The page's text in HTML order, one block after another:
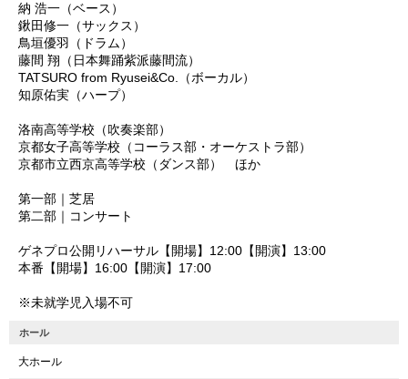
納 浩一（ベース）
鍬田修一（サックス）
鳥垣優羽（ドラム）
藤間 翔（日本舞踊紫派藤間流）
TATSURO from Ryusei&Co.（ボーカル）
知原佑実（ハープ）
洛南高等学校（吹奏楽部）
京都女子高等学校（コーラス部・オーケストラ部）
京都市立西京高等学校（ダンス部） ほか
第一部｜芝居
第二部｜コンサート
ゲネプロ公開リハーサル【開場】12:00【開演】13:00
本番【開場】16:00【開演】17:00
※未就学児入場不可
ホール
大ホール